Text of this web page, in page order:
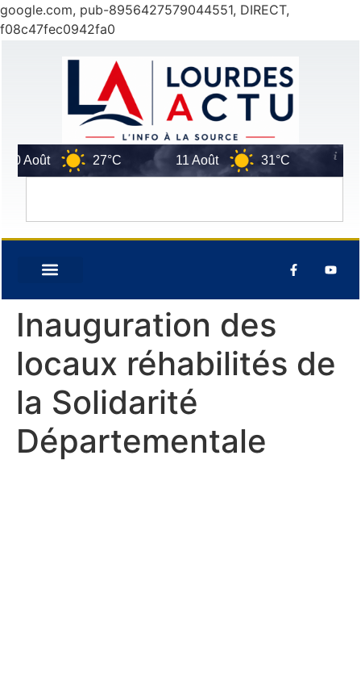
google.com, pub-8956427579044551, DIRECT,
f08c47fec0942fa0
27°C 11 Août 31°C 12
Inauguration des
locaux réhabilités de
la Solidarité
Départementale